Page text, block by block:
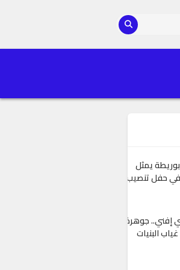
يمثل
حفل تنصيب
إفني.. جوهرة
البنيات